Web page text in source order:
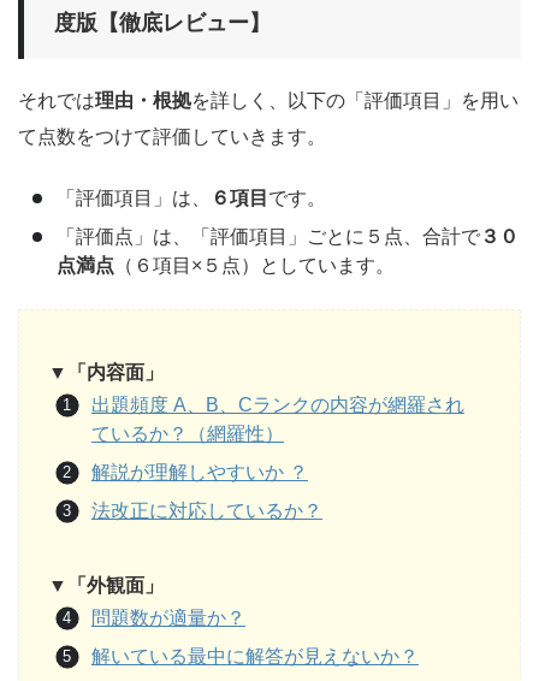
度版【徹底レビュー】
それでは理由・根拠を詳しく、以下の「評価項目」を用い
て点数をつけて評価していきます。
「評価項目」は、 ６項目 です。
「評価点」は、「評価項目」ごとに５点、合計で ３０
点満点 （６項目×５点）としています。
▼「内容面」
出題頻度 A、B、Cランクの内容が網羅され
ているか？（網羅性）
解説が理解しやすいか ？
法改正に対応しているか？
▼「外観面」
問題数が適量か？
解いている最中に解答が見えないか？